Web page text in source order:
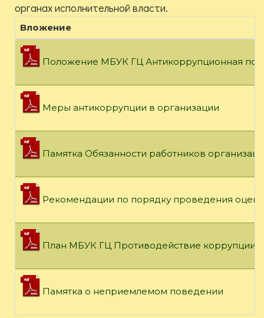
органах исполнительной власти.
Вложение
Положение МБУК ГЦ Антикоррупционная
Меры антикоррупции в организации
Памятка Обязанности работников
Рекомендации по порядку проведения
План МБУК ГЦ Противодействие коррупции
Памятка о неприемлемом поведении